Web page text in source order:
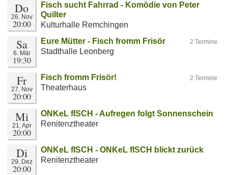
Do
26. Nov
20:00
Fisch sucht Fahrrad - Komödie von Peter
Quilter
Kulturhalle Remchingen
Sa
6. Mär
19:30
2 Termine
Eure Mütter - Fisch fromm Frisör
Stadthalle Leonberg
Fr
27. Nov
20:00
2 Termine
Fisch fromm Frisör!
Theaterhaus
Mi
21. Apr
20:00
ONKeL fISCH - Aufregen folgt Sonnenschein
Renitenztheater
Di
29. Dez
20:00
ONKeL fISCH - ONKeL fISCH blickt zurück
Renitenztheater